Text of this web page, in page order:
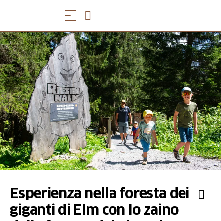
Esperienza nella foresta dei
giganti di Elm con lo zaino